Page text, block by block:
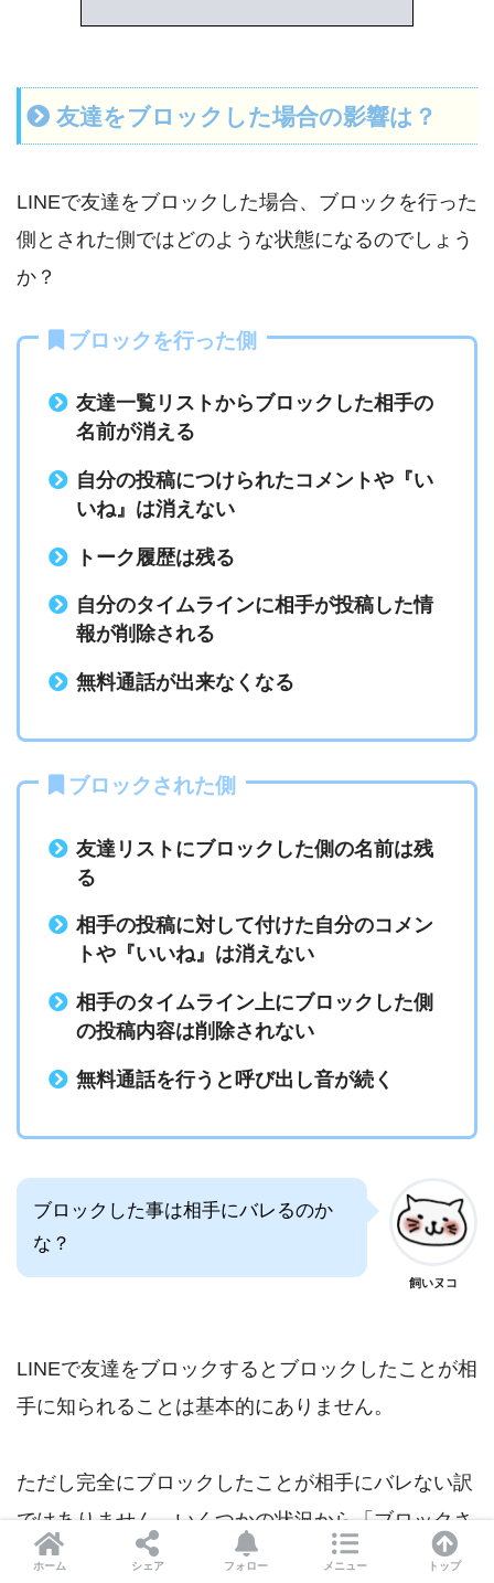
友達をブロックした場合の影響は？
LINEで友達をブロックした場合、ブロックを行った
側とされた側ではどのような状態になるのでしょう
か？
ブロックを行った側
友達一覧リストからブロックした相手の
名前が消える
自分の投稿につけられたコメントや『い
いね』は消えない
トーク履歴は残る
自分のタイムラインに相手が投稿した情
報が削除される
無料通話が出来なくなる
ブロックされた側
友達リストにブロックした側の名前は残
る
相手の投稿に対して付けた自分のコメン
トや『いいね』は消えない
相手のタイムライン上にブロックした側
の投稿内容は削除されない
無料通話を行うと呼び出し音が続く
ブロックした事は相手にバレるのか
な？
飼いヌコ
LINEで友達をブロックするとブロックしたことが相
手に知られることは基本的にありません。
ただし完全にブロックしたことが相手にバレない訳
ではありません、いくつかの状況から「ブロックさ
れたかもしれない」と推測される可能性がありま
ホーム シェア フォロー メニュー トップ